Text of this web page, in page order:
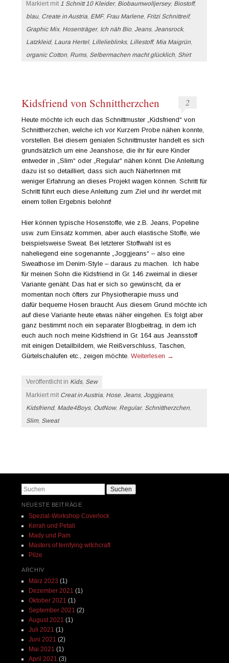
Markiert mit 1 Schnitt 10 Kleider, Biobaumwolljersey, Biostoff,
blau, Create in Austria EMF, Frau Marlene Fritzi Schnittreif,
Graphic Mix, Hosenträger, Ich näh Bio ,Jeans,Jeansrock,
Latzkleid, Laura Hertel, Lillelieblinks, Lillestoff, Mia Maigrün
organic Cotton Rums, Selbermachen macht glücklich Shirt
Kidsfriend von Schnittherzchen 2
Heute möchte ich euch das Schnittmuster „Kidsfriend“ von
Schnittherzchen, welche ich vor Kurzem Probe nähen konnte,
vorstellen. Bei diesem genialen Schnittmuster handelt es sich
grundsätzlich um eine Jeanshose, die ihr für eure Kinder
entweder in „Slim“ oder „Regular“ nähen könnt. Die Anleitung
dazu ist so detailliert, dass sich auch NäherInnen mit
weniger Erfahrung an dieses Projekt wagen können. Schritt für
Schritt führt euch diese Anleitung zum Ziel und ihr werdet mit
einem tollen Ergebnis belohnt!
Hier können typische Hosenstoffe, wie z.B. Jeans, Popeline
usw. zum Einsatz kommen, aber auch elastische Stoffe, wie
beispielsweise Sweat. Bei letzterer Stoffwahl ist es
naheliegend eine sogenannte „Joggjeans“ – also eine
Sweathose im Denim-Style – daraus zu machen. Ich habe
für meinen Sohn die Kidsfriend in Gr. 146 zweimal in dieser
Variante genäht. Das hat er sich so gewünscht, da er
momentan noch öfters zur Physiotherapie muss und
dafür bequeme Hosen braucht. Aus diesem Grund möchte ich
auf diese Variante heute etwas näher eingehen. Es folgt aber
ganz bestimmt noch ein separater Blogbeitrag, in dem ich
euch auch noch meine Kidsfriend in Gr. 164 aus Jeansstoff
mit einigen Detailbildern, wie Reißverschluss, Taschen,
Gürtelschalufen etc., zeigen möchte.Weiterlesen →
Veröffentlicht in Kids, Sew
Markiert mit Creat in Austria, Hose,Jeans,Joggjeans,
Kidsfriend, Made4Boys, OutNow, Regular, Schnittherzchen,
Slim, Sweat
Suchen
NEUESTE BEITRÄGE
Spezial-Workshop Coverlock
Kerah und Petali
Mady und Pam
Masters of terrifying witchcraft
Pilze
ARCHIV
März 2023 (1)
Dezember 2021 (1)
Oktober 2021 (1)
September 2021 (2)
August 2021 (1)
Juli 2021 (1)
Juni 2021 (2)
Mai 2021 (1)
April 2021 (3)